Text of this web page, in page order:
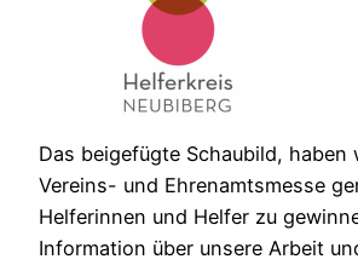
Das beigefügte Schaubild, haben
Vereins- und Ehrenamtsmesse
Helferinnen und Helfer zu
Information über unsere Arbeit